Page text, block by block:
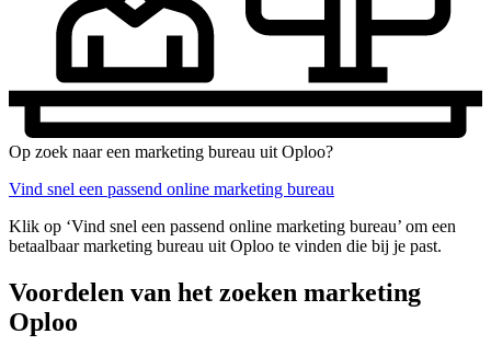
Op zoek naar een marketing bureau uit Oploo?
Vind snel een passend online marketing bureau
Klik op ‘Vind snel een passend online marketing bureau’ om een
betaalbaar marketing bureau uit Oploo te vinden die bij je past.
Voordelen van het zoeken marketing
Oploo